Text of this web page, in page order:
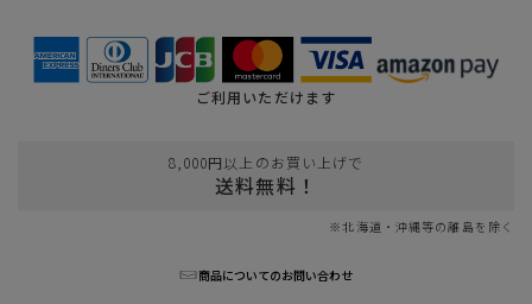
ご利用いただけます
8,000円以上のお買い上げで
送料無料！
※北海道・沖縄等の離島を除く
商品についてのお問い合わせ